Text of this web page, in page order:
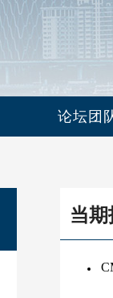
论坛团
当期